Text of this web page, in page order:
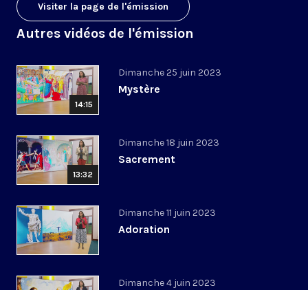
Visiter la page de l'émission
Autres vidéos de l'émission
14:15
Dimanche 25 juin 2023
Mystère
13:32
Dimanche 18 juin 2023
Sacrement
Dimanche 11 juin 2023
Adoration
Dimanche 4 juin 2023